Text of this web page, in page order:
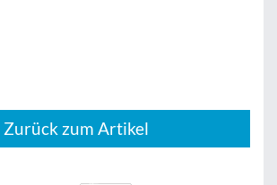
Zurück zum Artikel